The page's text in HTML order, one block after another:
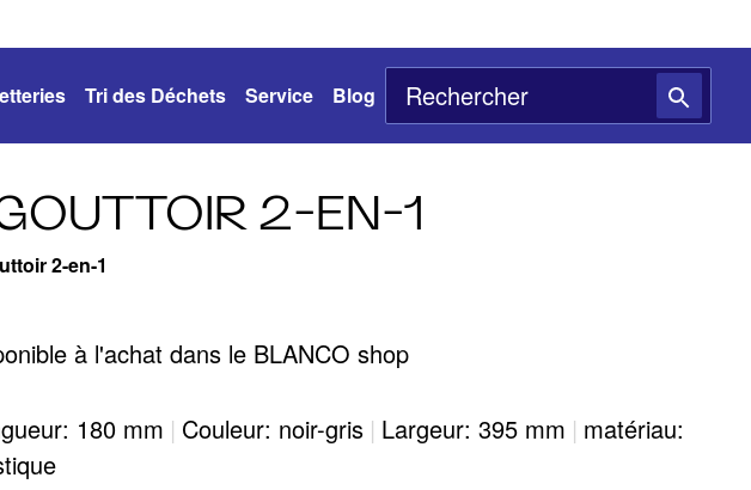
Tri des Déchets Service Blog
2-EN-1
2-en-1
à l'achat dans le BLANCO shop
180 mm | Couleur: noir-gris | Largeur: 395 mm | matériau: